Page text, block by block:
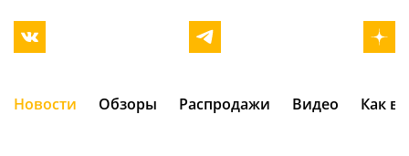
Новости Обзоры Распродажи Видео Как